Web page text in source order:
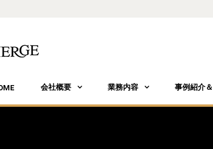
会社概要 業務内容 事例紹介